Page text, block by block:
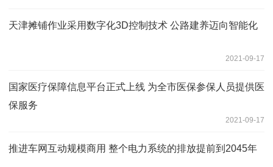
天津摊铺作业采用数字化3D控制技术 公路建养迈向智能化
2021-09-17
国家医疗保障信息平台正式上线 为全市医保参保人员提供医
保服务
2021-09-17
推进车网互动规模商用 整个电力系统的排放提前到2045年